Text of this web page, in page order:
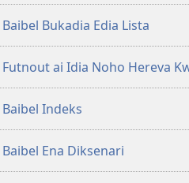
Baibel Bukadia Edia Lista
Futnout ai Idia Noho Hereva
Baibel Indeks
Baibel Ena Diksenari